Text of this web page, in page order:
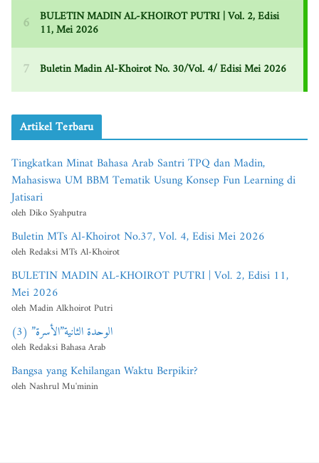
Artikel Terbaru
Tingkatkan Minat Bahasa Arab Santri TPQ dan Madin,
Mahasiswa UM BBM Tematik Usung Konsep Fun Learning di
Jatisari
oleh Diko Syahputra
Buletin MTs Al-Khoirot No.37, Vol. 4, Edisi Mei 2026
oleh Redaksi MTs Al-Khoirot
BULETIN MADIN AL-KHOIROT PUTRI | Vol. 2, Edisi 11,
Mei 2026
oleh Madin Alkhoirot Putri
الوحدة الثانية”الأسرة” (3)
oleh Redaksi Bahasa Arab
Bangsa yang Kehilangan Waktu Berpikir?
oleh Nashrul Mu'minin